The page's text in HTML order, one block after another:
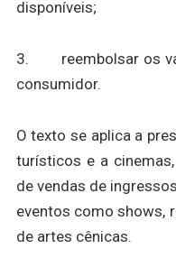
disponíveis;
3. reembolsar os
consumidor.
O texto se aplica a
turísticos e a
de vendas de
eventos como shows,
de artes cênicas.